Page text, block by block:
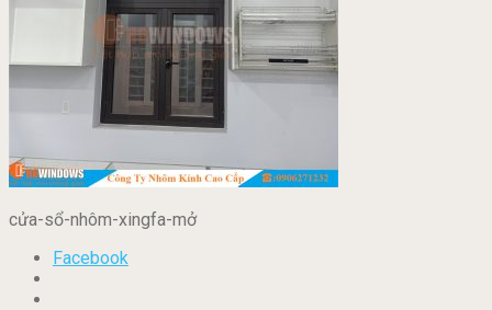
cửa-sổ-nhôm-xingfa-mở
Facebook